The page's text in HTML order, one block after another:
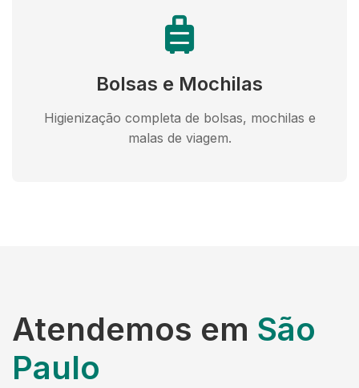
Bolsas e Mochilas
Higienização completa de bolsas, mochilas e
malas de viagem.
Atendemos em São
Paulo